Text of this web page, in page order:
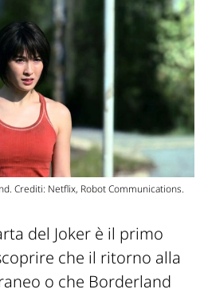
Crediti: Netflix, Robot Communications.
del Joker è il primo
che il ritorno alla
o che Borderland